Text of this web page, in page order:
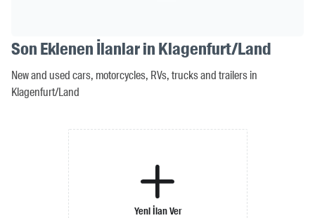
Son Eklenen İlanlar in Klagenfurt/Land
New and used cars, motorcycles, RVs, trucks and trailers in
Klagenfurt/Land
Yeni İlan Ver